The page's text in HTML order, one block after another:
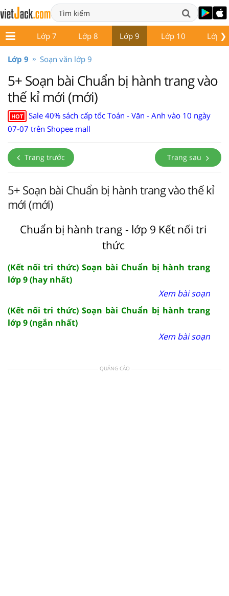
❯
6 Lớp 7 Lớp 8 Lớp 9 Lớp 10 Lớp
Lớp 9 Soạn văn lớp 9
5+ Soạn bài Chuẩn bị hành trang vào
thế kỉ mới (mới)
HOT
Sale 40% sách cấp tốc Toán - Văn - Anh vào 10 ngày
07-07 trên Shopee mall
Trang trước Trang sau
5+ Soạn bài Chuẩn bị hành trang vào thế kỉ
mới (mới)
Chuẩn bị hành trang - lớp 9 Kết nối tri
thức
(Kết nối tri thức) Soạn bài Chuẩn bị hành trang
lớp 9 (hay nhất)
Xem bài soạn
(Kết nối tri thức) Soạn bài Chuẩn bị hành trang
lớp 9 (ngắn nhất)
Xem bài soạn
QUẢNG CÁO